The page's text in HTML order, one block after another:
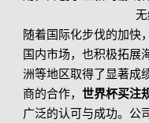
随着国际化步伐的加快，
国内市场，也积极拓展
洲等地区取得了显著成
商的合作， 世界杯买注
广泛的认可与成功。公